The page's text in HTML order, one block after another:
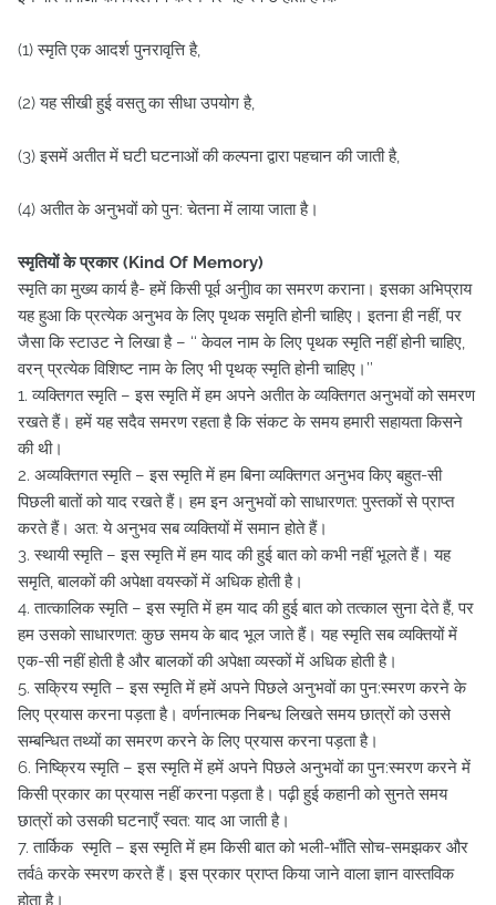
(1) स्मृति एक आदर्श पुनरावृत्ति है,
(2) यह सीखी हुई वसतु का सीधा उपयोग है,
(3) इसमें अतीत में घटी घटनाओं की कल्पना द्वारा पहचान की जाती है,
(4) अतीत के अनुभवों को पुन: चेतना में लाया जाता है।
स्मृतियों के प्रकार (Kind Of Memory)
स्मृति का मुख्य कार्य है- हमें किसी पूर्व अनुीाव का समरण कराना। इसका अभिप्राय
यह हुआ कि प्रत्येक अनुभव के लिए पृथक समृति होनी चाहिए। इतना ही नहीं, पर
जैसा कि स्टाउट ने लिखा है – ‘‘ केवल नाम के लिए पृथक स्मृति नहीं होनी चाहिए,
वरन् प्रत्येक विशिष्ट नाम के लिए भी पृथक् स्मृति होनी चाहिए।’’
1. व्यक्तिगत स्मृति – इस स्मृति में हम अपने अतीत के व्यक्तिगत अनुभवों को समरण
रखते हैं। हमें यह सदैव समरण रहता है कि संकट के समय हमारी सहायता किसने
की थी।
2. अव्यक्तिगत स्मृति – इस स्मृति में हम बिना व्यक्तिगत अनुभव किए बहुत-सी
पिछली बातों को याद रखते हैं। हम इन अनुभवों को साधारणत: पुस्तकों से प्राप्त
करते हैं। अत: ये अनुभव सब व्यक्तियों में समान होते हैं।
3. स्थायी स्मृति – इस स्मृति में हम याद की हुई बात को कभी नहीं भूलते हैं। यह
समृति, बालकों की अपेक्षा वयस्कों में अधिक होती है।
4. तात्कालिक स्मृति – इस स्मृति में हम याद की हुई बात को तत्काल सुना देते हैं, पर
हम उसको साधारणत: कुछ समय के बाद भूल जाते हैं। यह स्मृति सब व्यक्तियों में
एक-सी नहीं होती है और बालकों की अपेक्षा व्यस्कों में अधिक होती है।
5. सक्रिय स्मृति – इस स्मृति में हमें अपने पिछले अनुभवों का पुन:स्मरण करने के
लिए प्रयास करना पड़ता है। वर्णनात्मक निबन्ध लिखते समय छात्रों को उससे
सम्बन्धित तथ्यों का समरण करने के लिए प्रयास करना पड़ता है।
6. निष्क्रिय स्मृति – इस स्मृति में हमें अपने पिछले अनुभवों का पुन:स्मरण करने में
किसी प्रकार का प्रयास नहीं करना पड़ता है। पढ़ी हुई कहानी को सुनते समय
छात्रों को उसकी घटनाएँ स्वत: याद आ जाती है।
7. तार्किक स्मृति – इस स्मृति में हम किसी बात को भली-भाँति सोच-समझकर और
तर्वâ करके स्मरण करते हैं। इस प्रकार प्राप्त किया जाने वाला ज्ञान वास्तविक
होता है।